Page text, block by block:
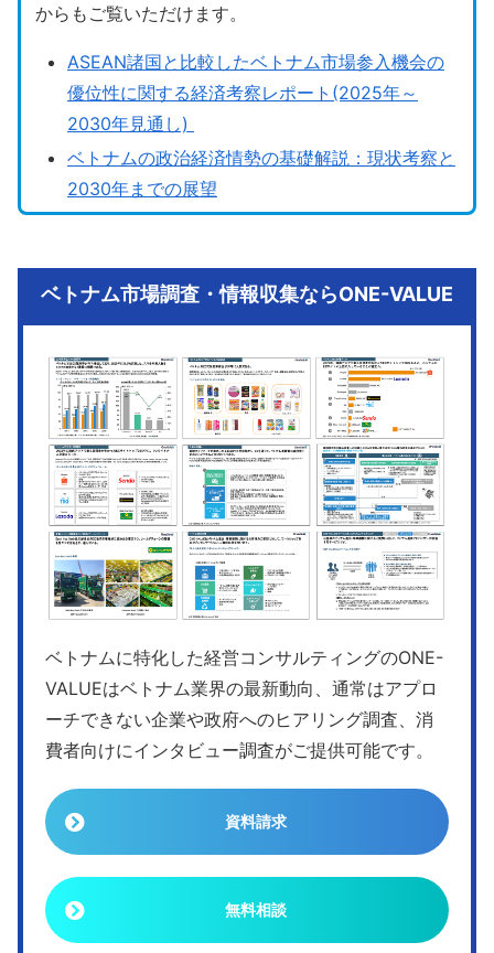
からもご覧いただけます。
ASEAN諸国と比較したベトナム市場参入機会の
優位性に関する経済考察レポート(2025年～
2030年見通し)
ベトナムの政治経済情勢の基礎解説：現状考察と
2030年までの展望
ベトナム市場調査・情報収集ならONE-VALUE
ベトナムに特化した経営コンサルティングのONE-
VALUEはベトナム業界の最新動向、通常はアプロ
ーチできない企業や政府へのヒアリング調査、消
費者向けにインタビュー調査がご提供可能です。
資料請求
無料相談